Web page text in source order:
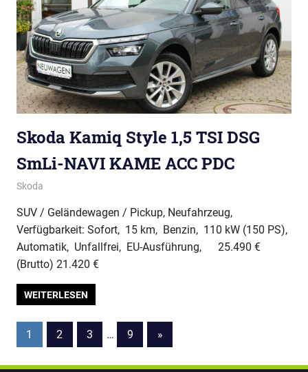
Skoda Kamiq Style 1,5 TSI DSG
SmLi-NAVI KAME ACC PDC
Skoda
SUV / Geländewagen / Pickup, Neufahrzeug,
Verfügbarkeit: Sofort, 15 km, Benzin, 110 kW (150 PS),
Automatik, Unfallfrei, EU-Ausführung, 25.490 €
(Brutto) 21.420 €
WEITERLESEN
Seitennummerierung
der
1 2 3 … 9
Nächste
Beiträge
»